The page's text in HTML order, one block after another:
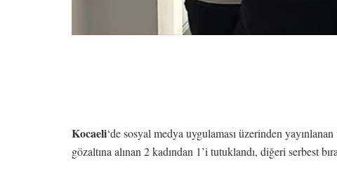
Kocaeli‘de sosyal medya uygulaması üzerinden
gözaltına alınan 2 kadından 1’i tutuklandı, diğeri serbest